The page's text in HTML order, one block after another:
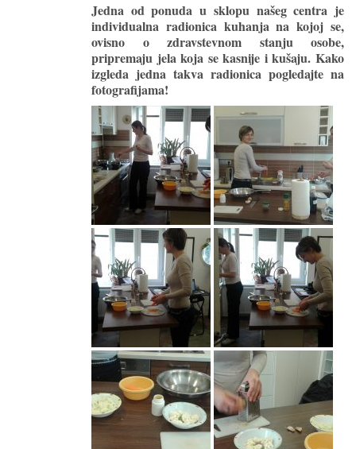
Jedna od ponuda u sklopu našeg centra je
individualna radionica kuhanja na kojoj se,
ovisno o zdravstevnom stanju osobe,
pripremaju jela koja se kasnije i kušaju. Kako
izgleda jedna takva radionica pogledajte na
fotografijama!